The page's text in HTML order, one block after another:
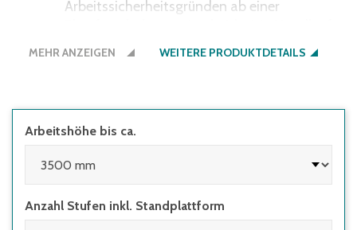
Arbeitssicherheitsgründen ab einer
erforderlich sind.
geriffelt
Bauart-geprüft, entsprechend europäischer
Norm DIN EN131, BetrSichV, TRBS 2121,
DGUV-Information 208-016 und
MEHR ANZEIGEN WEITERE PRODUKTDETAILS
Arbeitshöhe bis ca.
Anzahl Stufen inkl. Standplattform